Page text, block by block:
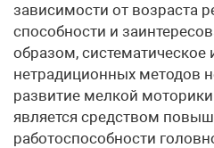
зависимости от возраста
способности и
образом, систематическое
нетрадиционных методов
развитие мелкой
является средством
работоспособности